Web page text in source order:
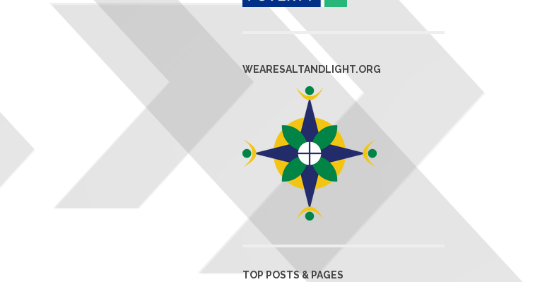
WEARESALTANDLIGHT.ORG
TOP POSTS & PAGES